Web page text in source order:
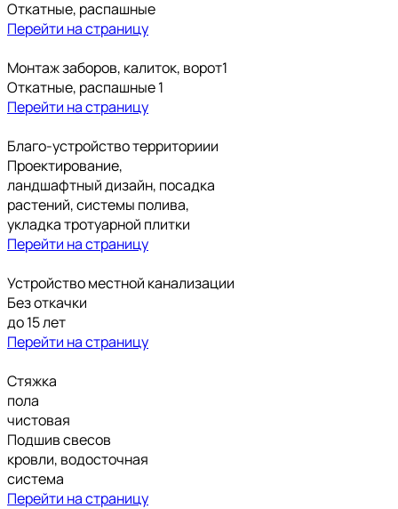
Откатные, распашные
Перейти на страницу
Монтаж заборов, калиток, ворот1
Откатные, распашные 1
Перейти на страницу
Благо-устройство территориии
Проектирование,
ландшафтный дизайн, посадка
растений, системы полива,
укладка тротуарной плитки
Перейти на страницу
Устройство местной канализации
Без откачки
до 15 лет
Перейти на страницу
Стяжка
пола
чистовая
Подшив свесов
кровли, водосточная
система
Перейти на страницу